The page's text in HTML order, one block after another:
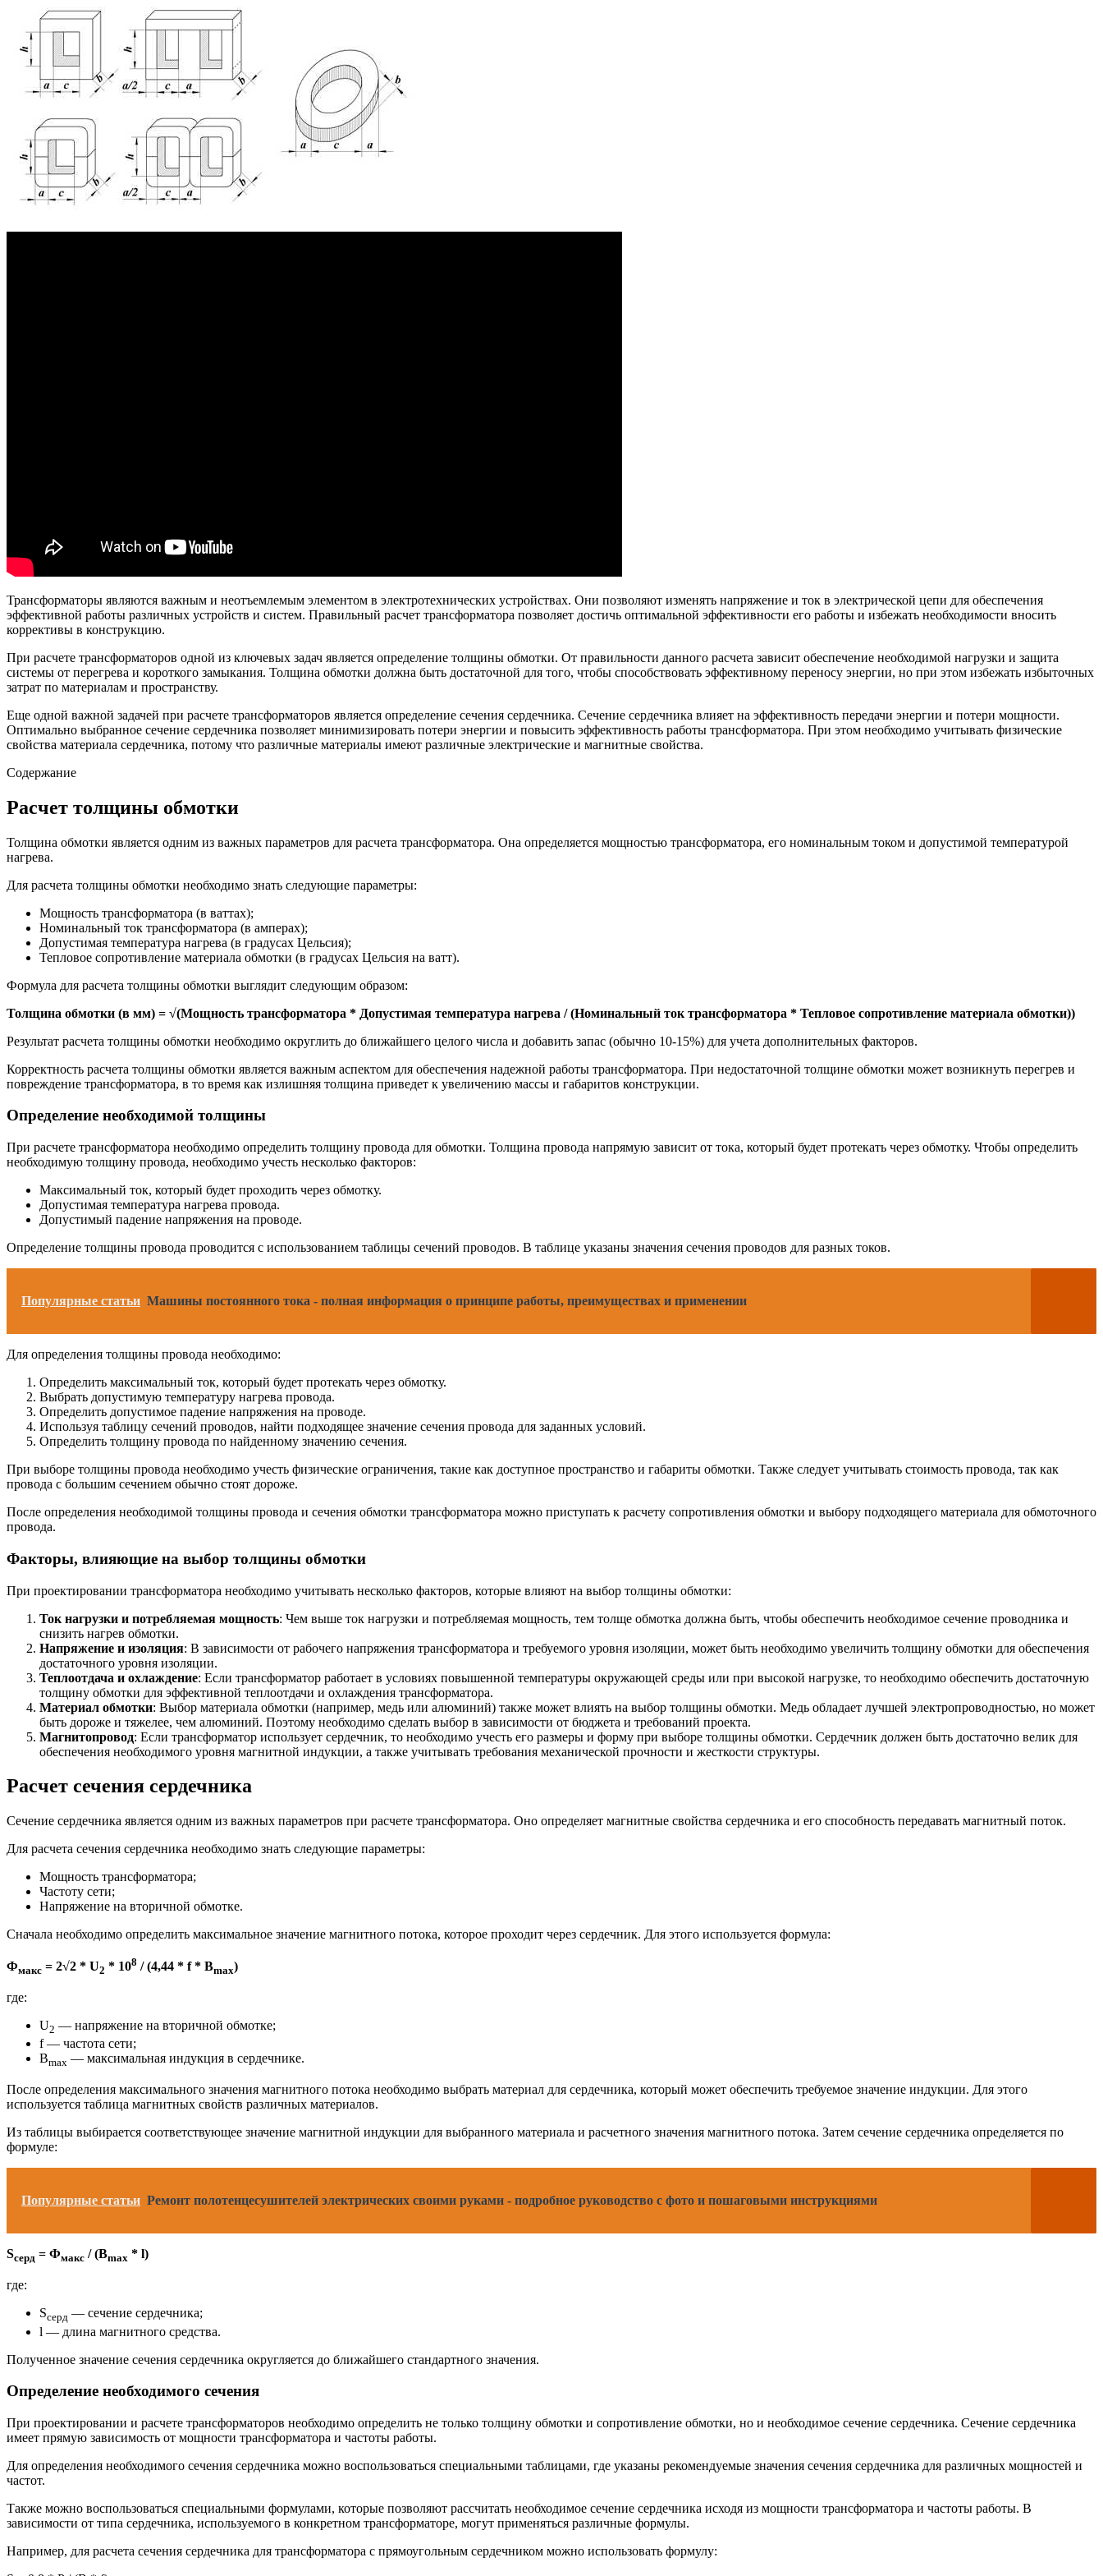
Трансформаторы являются важным и неотъемлемым элементом в электротехнических устройствах. Они позволяют изменять напряжение и ток в электрической цепи для обеспечения
эффективной работы различных устройств и систем. Правильный расчет трансформатора позволяет достичь оптимальной эффективности его работы и избежать необходимости вносить
коррективы в конструкцию.
При расчете трансформаторов одной из ключевых задач является определение толщины обмотки. От правильности данного расчета зависит обеспечение необходимой нагрузки и защита
системы от перегрева и короткого замыкания. Толщина обмотки должна быть достаточной для того, чтобы способствовать эффективному переносу энергии, но при этом избежать избыточных
затрат по материалам и пространству.
Еще одной важной задачей при расчете трансформаторов является определение сечения сердечника. Сечение сердечника влияет на эффективность передачи энергии и потери мощности.
Оптимально выбранное сечение сердечника позволяет минимизировать потери энергии и повысить эффективность работы трансформатора. При этом необходимо учитывать физические
свойства материала сердечника, потому что различные материалы имеют различные электрические и магнитные свойства.
Содержание
Расчет толщины обмотки
Толщина обмотки является одним из важных параметров для расчета трансформатора. Она определяется мощностью трансформатора, его номинальным током и допустимой температурой
нагрева.
Для расчета толщины обмотки необходимо знать следующие параметры:
Мощность трансформатора (в ваттах);
Номинальный ток трансформатора (в амперах);
Допустимая температура нагрева (в градусах Цельсия);
Тепловое сопротивление материала обмотки (в градусах Цельсия на ватт).
Формула для расчета толщины обмотки выглядит следующим образом:
Толщина обмотки (в мм) = √(Мощность трансформатора * Допустимая температура нагрева / (Номинальный ток трансформатора * Тепловое сопротивление материала обмотки))
Результат расчета толщины обмотки необходимо округлить до ближайшего целого числа и добавить запас (обычно 10-15%) для учета дополнительных факторов.
Корректность расчета толщины обмотки является важным аспектом для обеспечения надежной работы трансформатора. При недостаточной толщине обмотки может возникнуть перегрев и
повреждение трансформатора, в то время как излишняя толщина приведет к увеличению массы и габаритов конструкции.
Определение необходимой толщины
При расчете трансформатора необходимо определить толщину провода для обмотки. Толщина провода напрямую зависит от тока, который будет протекать через обмотку. Чтобы определить
необходимую толщину провода, необходимо учесть несколько факторов:
Максимальный ток, который будет проходить через обмотку.
Допустимая температура нагрева провода.
Допустимый падение напряжения на проводе.
Определение толщины провода проводится с использованием таблицы сечений проводов. В таблице указаны значения сечения проводов для разных токов.
Популярные статьи Машины постоянного тока - полная информация о принципе работы, преимуществах и применении
Для определения толщины провода необходимо:
Определить максимальный ток, который будет протекать через обмотку.
Выбрать допустимую температуру нагрева провода.
Определить допустимое падение напряжения на проводе.
Используя таблицу сечений проводов, найти подходящее значение сечения провода для заданных условий.
Определить толщину провода по найденному значению сечения.
При выборе толщины провода необходимо учесть физические ограничения, такие как доступное пространство и габариты обмотки. Также следует учитывать стоимость провода, так как
провода с большим сечением обычно стоят дороже.
После определения необходимой толщины провода и сечения обмотки трансформатора можно приступать к расчету сопротивления обмотки и выбору подходящего материала для обмоточного
провода.
Факторы, влияющие на выбор толщины обмотки
При проектировании трансформатора необходимо учитывать несколько факторов, которые влияют на выбор толщины обмотки:
Ток нагрузки и потребляемая мощность: Чем выше ток нагрузки и потребляемая мощность, тем толще обмотка должна быть, чтобы обеспечить необходимое сечение проводника и
снизить нагрев обмотки.
Напряжение и изоляция: В зависимости от рабочего напряжения трансформатора и требуемого уровня изоляции, может быть необходимо увеличить толщину обмотки для обеспечения
достаточного уровня изоляции.
Теплоотдача и охлаждение: Если трансформатор работает в условиях повышенной температуры окружающей среды или при высокой нагрузке, то необходимо обеспечить достаточную
толщину обмотки для эффективной теплоотдачи и охлаждения трансформатора.
Материал обмотки: Выбор материала обмотки (например, медь или алюминий) также может влиять на выбор толщины обмотки. Медь обладает лучшей электропроводностью, но может
быть дороже и тяжелее, чем алюминий. Поэтому необходимо сделать выбор в зависимости от бюджета и требований проекта.
Магнитопровод: Если трансформатор использует сердечник, то необходимо учесть его размеры и форму при выборе толщины обмотки. Сердечник должен быть достаточно велик для
обеспечения необходимого уровня магнитной индукции, а также учитывать требования механической прочности и жесткости структуры.
Расчет сечения сердечника
Сечение сердечника является одним из важных параметров при расчете трансформатора. Оно определяет магнитные свойства сердечника и его способность передавать магнитный поток.
Для расчета сечения сердечника необходимо знать следующие параметры:
Мощность трансформатора;
Частоту сети;
Напряжение на вторичной обмотке.
Сначала необходимо определить максимальное значение магнитного потока, которое проходит через сердечник. Для этого используется формула:
Фмакс = 2√2 * U2 * 108 / (4,44 * f * Bmax)
где:
U2 — напряжение на вторичной обмотке;
f — частота сети;
Bmax — максимальная индукция в сердечнике.
После определения максимального значения магнитного потока необходимо выбрать материал для сердечника, который может обеспечить требуемое значение индукции. Для этого
используется таблица магнитных свойств различных материалов.
Из таблицы выбирается соответствующее значение магнитной индукции для выбранного материала и расчетного значения магнитного потока. Затем сечение сердечника определяется по
формуле:
Популярные статьи Ремонт полотенцесушителей электрических своими руками - подробное руководство с фото и пошаговыми инструкциями
Sсерд = Фмакс / (Bmax * l)
где:
Sсерд — сечение сердечника;
l — длина магнитного средства.
Полученное значение сечения сердечника округляется до ближайшего стандартного значения.
Определение необходимого сечения
При проектировании и расчете трансформаторов необходимо определить не только толщину обмотки и сопротивление обмотки, но и необходимое сечение сердечника. Сечение сердечника
имеет прямую зависимость от мощности трансформатора и частоты работы.
Для определения необходимого сечения сердечника можно воспользоваться специальными таблицами, где указаны рекомендуемые значения сечения сердечника для различных мощностей и
частот.
Также можно воспользоваться специальными формулами, которые позволяют рассчитать необходимое сечение сердечника исходя из мощности трансформатора и частоты работы. В
зависимости от типа сердечника, используемого в конкретном трансформаторе, могут применяться различные формулы.
Например, для расчета сечения сердечника для трансформатора с прямоугольным сердечником можно использовать формулу: